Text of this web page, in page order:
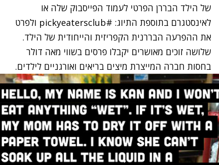
של הילד הבררן הפרטי לעמוד הפייסבוק שלה או
לאינסטגרם בתוספת התיוג: #pickyeatersclub ולפרט
את ההפרעה הבררנית הקפריזית והייחודית של הילד.
שלושה זוכים מאושרים יקבלו פרסים בשווי מאה דולר
בחסות חברה המייצרת מיצים בריאים ואורגניים לילדים.